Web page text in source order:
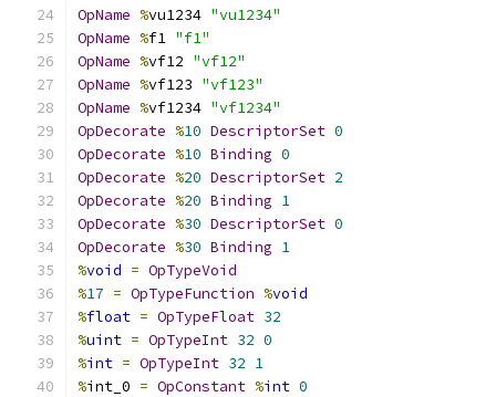
OpName %vu1234 "vu1234"
OpName %f1 "f1"
OpName %vf12 "vf12"
OpName %vf123 "vf123"
OpName %vf1234 "vf1234"
OpDecorate %10 DescriptorSet 0
OpDecorate %10 Binding 0
OpDecorate %20 DescriptorSet 2
OpDecorate %20 Binding 1
OpDecorate %30 DescriptorSet 0
OpDecorate %30 Binding 1
%void = OpTypeVoid
%17 = OpTypeFunction %void
%float = OpTypeFloat 32
%uint = OpTypeInt 32 0
%int = OpTypeInt 32 1
%int_0 = OpConstant %int 0